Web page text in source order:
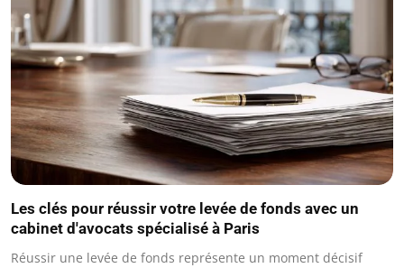
Les clés pour réussir votre levée de fonds avec un
cabinet d'avocats spécialisé à Paris
Réussir une levée de fonds représente un moment décisif